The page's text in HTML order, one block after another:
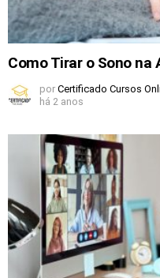
Como Tirar o Sono na
por Certificado Cursos
há 2 anos